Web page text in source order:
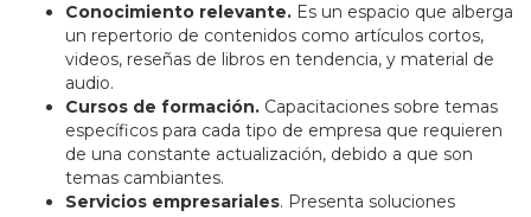
Conocimiento relevante. Es un espacio que alberga
un repertorio de contenidos como artículos cortos,
videos, reseñas de libros en tendencia, y material de
audio.
Cursos de formación. Capacitaciones sobre temas
específicos para cada tipo de empresa que requieren
de una constante actualización, debido a que son
temas cambiantes.
Servicios empresariales. Presenta soluciones